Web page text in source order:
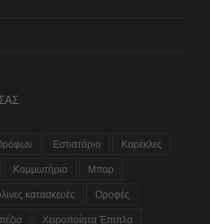
Εστιατόριο Καρέκλες
Κομμωτήριο Μπαρ
κατασκευές Οροφές
Χειροποίητα Έπιπλα